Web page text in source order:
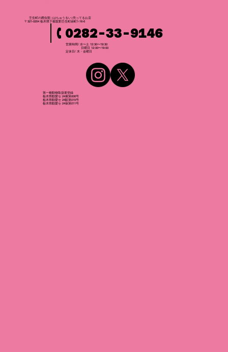
壬生町の爬虫類（はちゅうるい）売ってるお店
〒321-0204 栃木県下都賀郡壬生町緑町1-16-6
0282-33-9146
営業時間/ 水〜土 12:30〜19:30
日曜日 12:00〜19:00
​定休日/ 木・金曜日
第一種動物取扱業登録
栃木県動愛セ 24展第006号
栃木県動愛セ 24販第015号
栃木県動愛セ 24保第011号